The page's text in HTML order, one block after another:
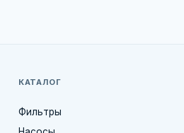
КАТАЛОГ
Фильтры